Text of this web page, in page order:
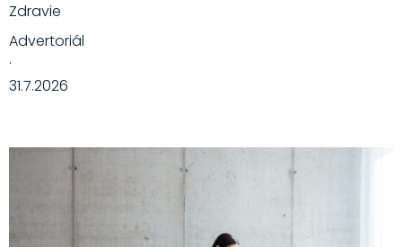
Zdravie
Advertoriál
·
31.7.2026